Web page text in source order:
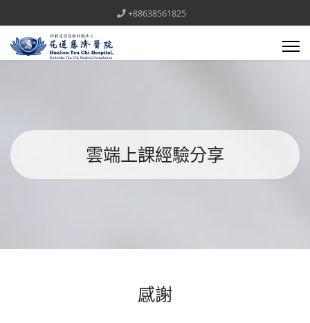
+88638561825
雲端上課經驗分享
感謝